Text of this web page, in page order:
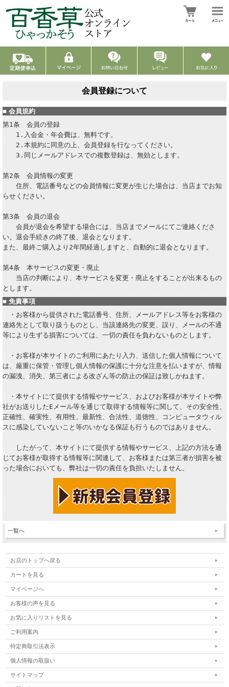
会員登録について
■ 会員規約
第1条 会員の登録
1.入会金・年会費は、無料です。
2.本規約に同意の上、会員登録を行なってください。
3.同じメールアドレスでの複数登録は、無効とします。
第2条 会員情報の変更
住所、電話番号などの会員情報に変更が生じた場合は、当店までお知
らせください。
第3条 会員の退会
会員が退会を希望する場合には、当店までメールにてご連絡くださ
い。退会手続きの終了後、退会となります。
また、最終ご購入より2年間経過しますと、自動的に退会となります。
第4条 本サービスの変更・廃止
当店の判断により、本サービスを変更・廃止をすることが出来るもの
とします。
■ 免責事項
・お客様から提供された電話番号、住所、メールアドレス等をお客様の
連絡先として取り扱うものとし、当該連絡先の変更、誤り、メールの不通
等により生ずる損害については、一切の責任を負わないものとします。
・お客様が本サイトのご利用にあたり入力、送信した個人情報について
は、厳重に保管・管理し個人情報の保護に十分な注意を払いますが、情報
の漏洩、消失、第三者による改ざん等の防止の保証は致しかねます。
・本サイトにて提供する情報やサービス、およびお客様が本サイトや弊
社がお送りしたEメール等を通じて取得する情報等に関して、その安全性、
正確性、確実性、有用性、最新性、合法性、道徳性、コンピュータウィル
スに感染していないこと等のいかなる保証も行うものではありません。
したがって、本サイトにて提供する情報やサービス、上記の方法を通
じてお客様が取得する情報等に関連して、お客様または第三者が損害を被
った場合においても、弊社は一切の責任を負担いたしません。
一覧へ
お店のトップへ戻る
カートを見る
マイページへ
お客様の声を見る
お気に入りリストを見る
ご利用案内
特定商取引法表示
個人情報の取扱い
サイトマップ